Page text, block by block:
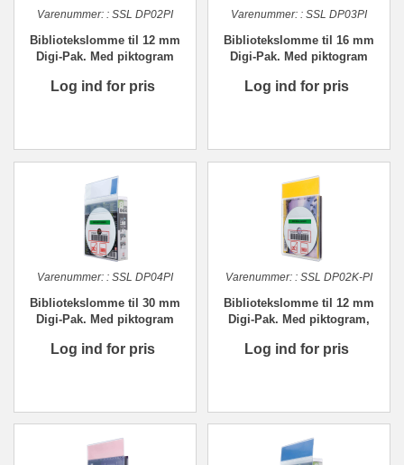
Varenummer:: SSL DP02PI
Bibliotekslomme til 12 mm
Digi-Pak. Med piktogram
Log ind for pris
Varenummer: : SSL DP03PI
Bibliotekslomme til 16 mm
Digi-Pak. Med piktogram
Log ind for pris
Varenummer:: SSL DP04PI
Bibliotekslomme til 30 mm
Digi-Pak. Med piktogram
Log ind for pris
Varenummer: : SSL DP02K-PI
Bibliotekslomme til 12 mm
Digi-Pak. Med piktogram,
Log ind for pris